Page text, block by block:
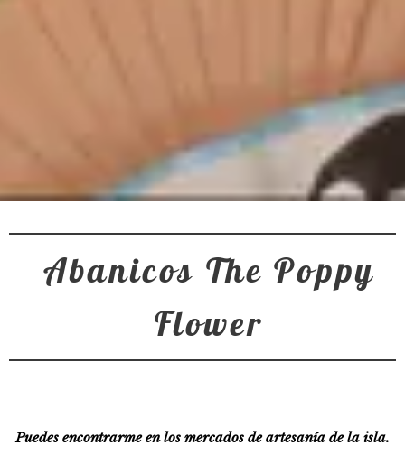
Abanicos The Poppy
Flower
Puedes encontrarme en los mercados de artesanía de la isla.